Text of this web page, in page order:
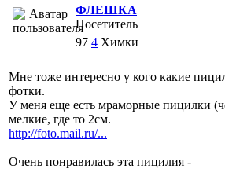
ФЛЕШКА
Посетитель
97 4 Химки
Мне тоже интересно у кого какие
фотки.
У меня еще есть мраморные пицилки
мелкие, где то 2см.
http://foto.mail.ru/...
Очень понравилась эта пицилия -